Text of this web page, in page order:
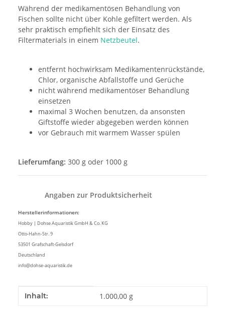
Während der medikamentösen Behandlung von
Fischen sollte nicht über Kohle gefiltert werden. Als
sehr praktisch empfiehlt sich der Einsatz des
Filtermaterials in einem Netzbeutel.
entfernt hochwirksam Medikamentenrückstände,
Chlor, organische Abfallstoffe und Gerüche
nicht während medikamentöser Behandlung
einsetzen
maximal 3 Wochen benutzen, da ansonsten
Giftstoffe wieder abgegeben werden können
vor Gebrauch mit warmem Wasser spülen
Lieferumfang: 300 g oder 1000 g
Angaben zur Produktsicherheit
Herstellerinformationen:
Hobby | Dohse Aquaristik GmbH & Co. KG
Otto-Hahn-Str. 9
53501 Grafschaft-Gelsdorf
Deutschland
info@dohse-aquaristik.de
Produkteigenschaft
Wert
Inhalt: 1.000,00 g